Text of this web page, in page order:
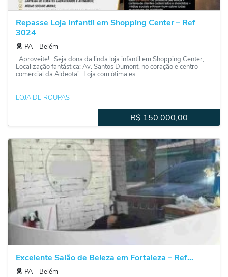
Repasse Loja Infantil em Shopping Center – Ref
3024
PA ‐ Belém
. Aproveite! . Seja dona da linda loja infantil em Shopping Center; .
Localização fantástica: Av. Santos Dumont, no coração e centro
comercial da Aldeota! . Loja com ótima es...
LOJA DE ROUPAS
R$ 150.000,00
Excelente Salão de Beleza em Fortaleza – Ref...
PA ‐ Belém